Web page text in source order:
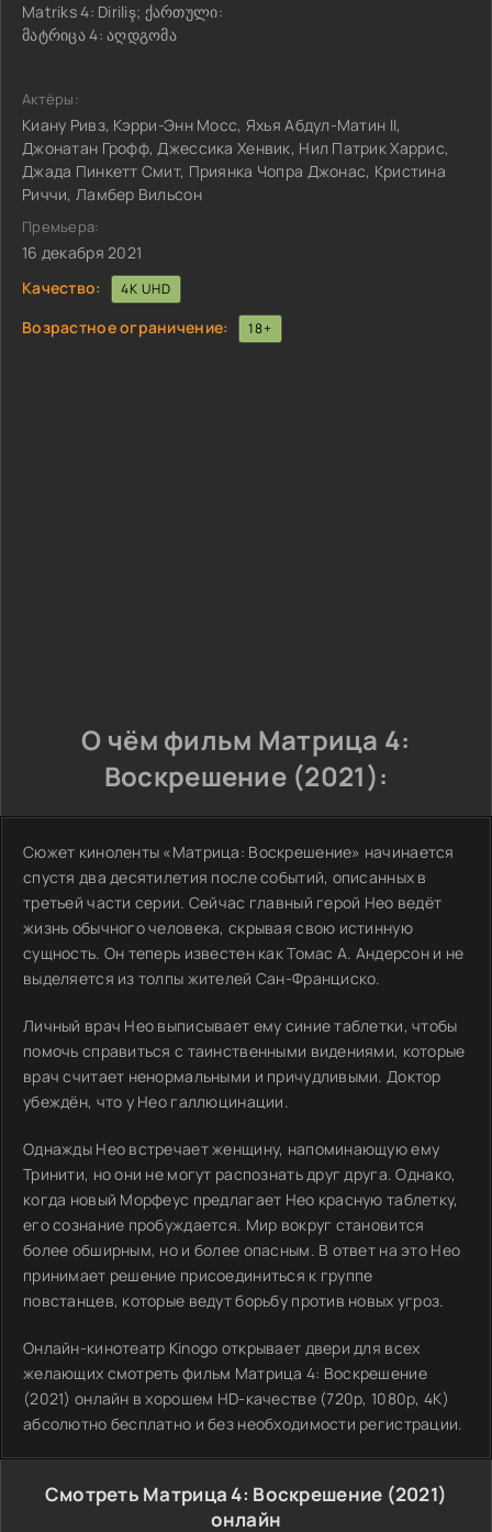
Matriks 4: Diriliş; ქართული:
მატრიცა 4: აღდგომა
Актёры:
Киану Ривз, Кэрри-Энн Мосс, Яхья Абдул-Матин II,
Джонатан Грофф, Джессика Хенвик, Нил Патрик Харрис,
Джада Пинкетт Смит, Приянка Чопра Джонас, Кристина
Риччи, Ламбер Вильсон
Премьера:
16 декабря 2021
Качество:
4K UHD
Возрастное ограничение: 18+
О чём фильм Матрица 4:
Воскрешение (2021):
Сюжет киноленты «Матрица: Воскрешение» начинается
спустя два десятилетия после событий, описанных в
третьей части серии. Сейчас главный герой Нео ведёт
жизнь обычного человека, скрывая свою истинную
сущность. Он теперь известен как Томас А. Андерсон и не
выделяется из толпы жителей Сан-Франциско.
Личный врач Нео выписывает ему синие таблетки, чтобы
помочь справиться с таинственными видениями, которые
врач считает ненормальными и причудливыми. Доктор
убеждён, что у Нео галлюцинации.
Однажды Нео встречает женщину, напоминающую ему
Тринити, но они не могут распознать друг друга. Однако,
когда новый Морфеус предлагает Нео красную таблетку,
его сознание пробуждается. Мир вокруг становится
более обширным, но и более опасным. В ответ на это Нео
принимает решение присоединиться к группе
повстанцев, которые ведут борьбу против новых угроз.
Онлайн-кинотеатр Kinogo открывает двери для всех
желающих смотреть фильм Матрица 4: Воскрешение
(2021) онлайн в хорошем HD-качестве (720p, 1080p, 4K)
абсолютно бесплатно и без необходимости регистрации.
Смотреть Матрица 4: Воскрешение (2021)
онлайн